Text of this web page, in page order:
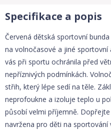
Specifikace a popis
Červená dětská sportovní
na volnočasové a jiné sportovní
vás při sportu ochránila před
nepříznivých podmínkách.
střih, který lépe sedí na těle.
neprofoukne a izoluje teplo u
působí velmi příjemně.
navržena pro děti na sportování